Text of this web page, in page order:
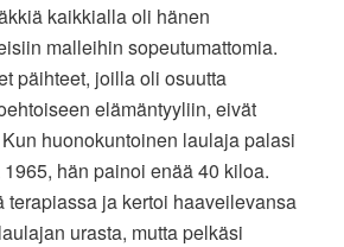
kaikkialla oli hänen
malleihin sopeutumattomia.
päihteet, joilla oli osuutta
elämäntyyliin, eivät
huonokuntoinen laulaja palasi
hän painoi enää 40 kiloa.
terapiassa ja kertoi haaveilevansa
urasta, mutta pelkäsi